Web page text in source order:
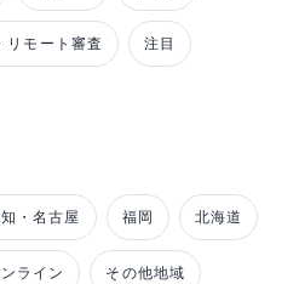
リモート審査 注目
・名古屋 福岡 北海道
ライン その他地域